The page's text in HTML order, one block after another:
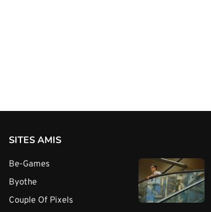
SITES AMIS
Be-Games
Byothe
Couple Of Pixels